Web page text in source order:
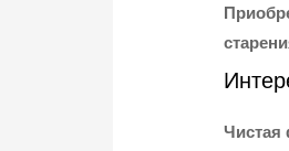
Чистая